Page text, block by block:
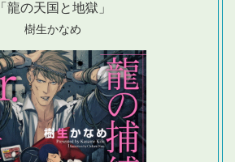
「龍の天国と地獄」
樹生かなめ